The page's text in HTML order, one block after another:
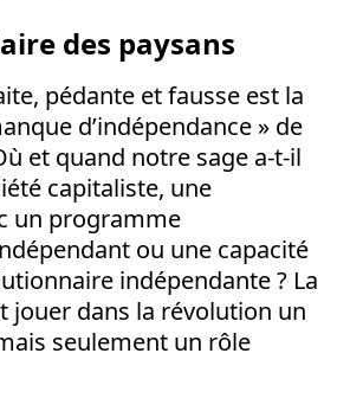
des paysans
pédante et fausse est la
d’indépendance » de
et quand notre sage a-t-il
capitaliste, une
un programme
ou une capacité
indépendante ? La
jouer dans la révolution un
seulement un rôle